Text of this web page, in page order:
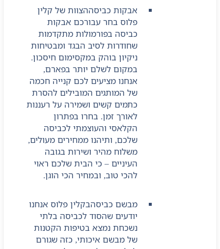
אבקות כביסההצוות של קלין
פלוס בחר עבורכם אבקות
כביסה בפורמולות מתקדמות
שחודרות לסיב הבגד ומבטיחות
ניקיון בוהק במקסימום חיסכון.
במקום לשלם יותר בפארם,
אנחנו מציעים לכם קנייה חכמה
של המותגים המובילים להסרת
כתמים קשים ושמירה על רעננות
לאורך זמן. בחרו בפתרון
הקלאסי והעוצמתי לכביסה
שלכם, ותיהנו ממחירים מעולים,
משלוח מהיר ושירות בגובה
העיניים – כי הבית שלכם ראוי
להכי טוב, ובמחיר הכי הוגן.
מבשם כביסהבקלין פלוס אנחנו
יודעים שהסוד לכביסה בלתי
נשכחת נמצא בטיפות הקטנות
של מבשם איכותי, כזה שגורם